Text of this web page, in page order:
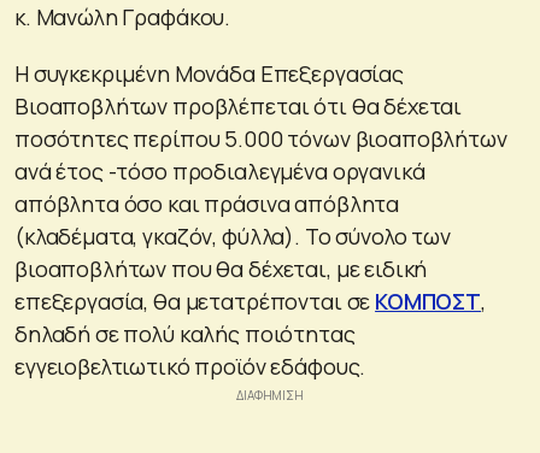
κ. Μανώλη Γραφάκου.
Η συγκεκριμένη Μονάδα Επεξεργασίας
Βιοαποβλήτων προβλέπεται ότι θα δέχεται
ποσότητες περίπου 5.000 τόνων βιοαποβλήτων
ανά έτος -τόσο προδιαλεγμένα οργανικά
απόβλητα όσο και πράσινα απόβλητα
(κλαδέματα, γκαζόν, φύλλα). Το σύνολο των
βιοαποβλήτων που θα δέχεται, με ειδική
επεξεργασία, θα μετατρέπονται σε ΚΟΜΠΟΣΤ,
δηλαδή σε πολύ καλής ποιότητας
εγγειοβελτιωτικό προϊόν εδάφους.